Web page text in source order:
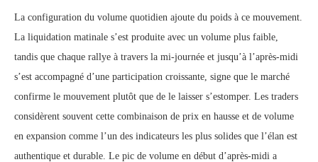
La configuration du volume quotidien ajoute du poids à ce mouvement.
La liquidation matinale s’est produite avec un volume plus faible,
tandis que chaque rallye à travers la mi-journée et jusqu’à l’après-midi
s’est accompagné d’une participation croissante, signe que le marché
confirme le mouvement plutôt que de le laisser s’estomper. Les traders
considèrent souvent cette combinaison de prix en hausse et de volume
en expansion comme l’un des indicateurs les plus solides que l’élan est
authentique et durable. Le pic de volume en début d’après-midi a